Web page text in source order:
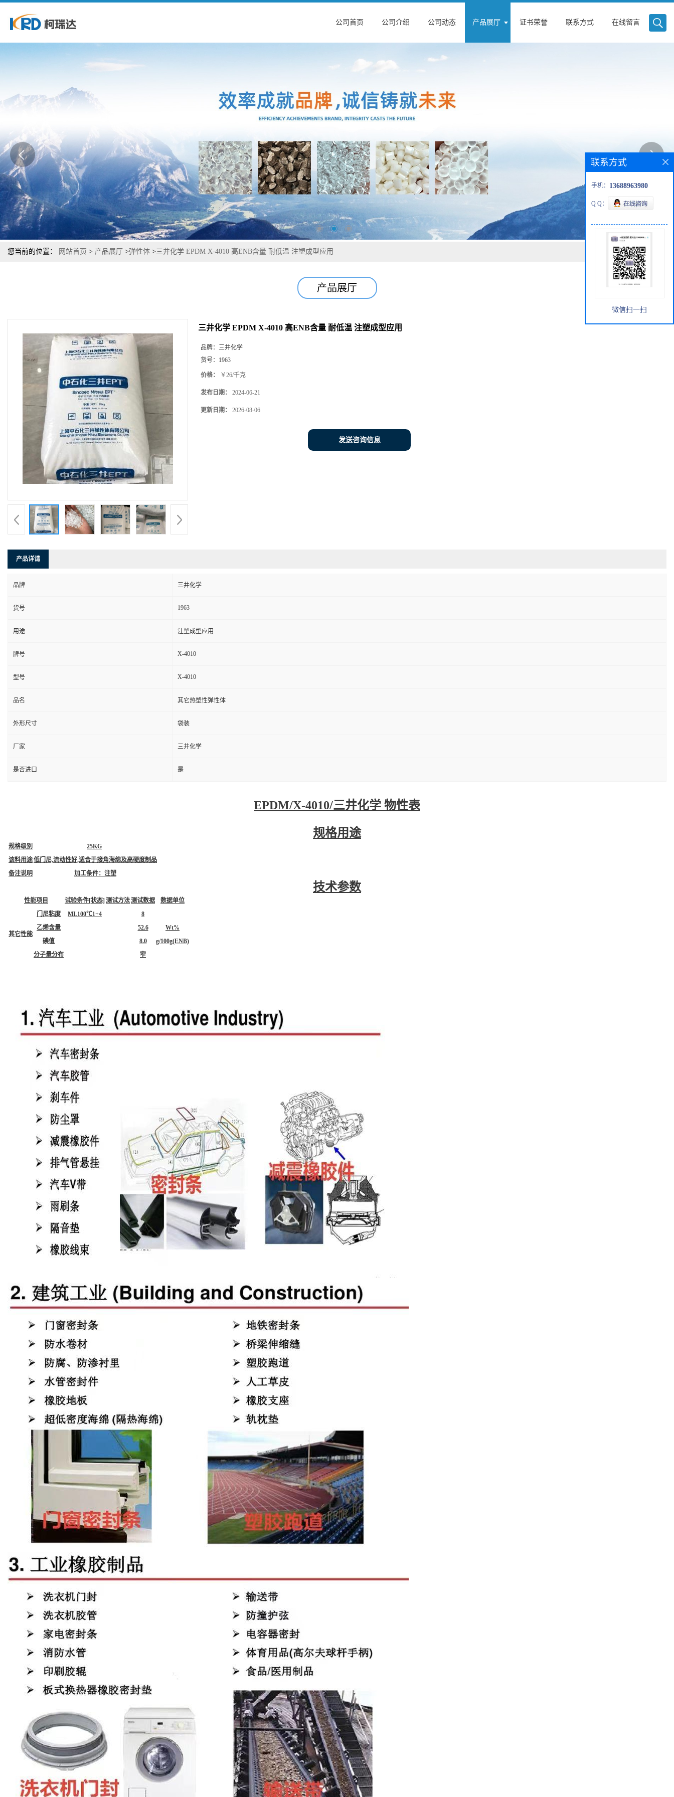
公司首页 公司介绍 公司动态 产品展厅 证书荣誉 联系方式 在线留言
您当前的位置： 网站首页 > 产品展厅 >弹性体 >三井化学 EPDM X-4010 高ENB含量 耐低温 注塑成型应用
产品展厅
三井化学 EPDM X-4010 高ENB含量 耐低温 注塑成型应用
品牌： 三井化学
货号： 1963
价格： ￥26/千克
发布日期： 2024-06-21
更新日期： 2026-08-06
发送咨询信息
产品详请
品牌 三井化学
货号 1963
用途 注塑成型应用
牌号 X-4010
型号 X-4010
品名 其它热塑性弹性体
外形尺寸 袋装
厂家 三井化学
是否进口 是
EPDM/X-4010/三井化学 物性表
规格用途
规格级别
25KG
该料用途低门尼,流动性好,适合于接角海绵及高硬度制品
备注说明
加工条件：注塑
技术参数
性能项目 试验条件[状态] 测试方法测试数据 数据单位
其它性能
门尼粘度 ML100℃1+4
8
乙烯含量
52.6
Wt%
碘值
8.0
g/100g(ENB)
分子量分布
窄
联系方式
手机： 13688963980
Q Q：
微信扫一扫